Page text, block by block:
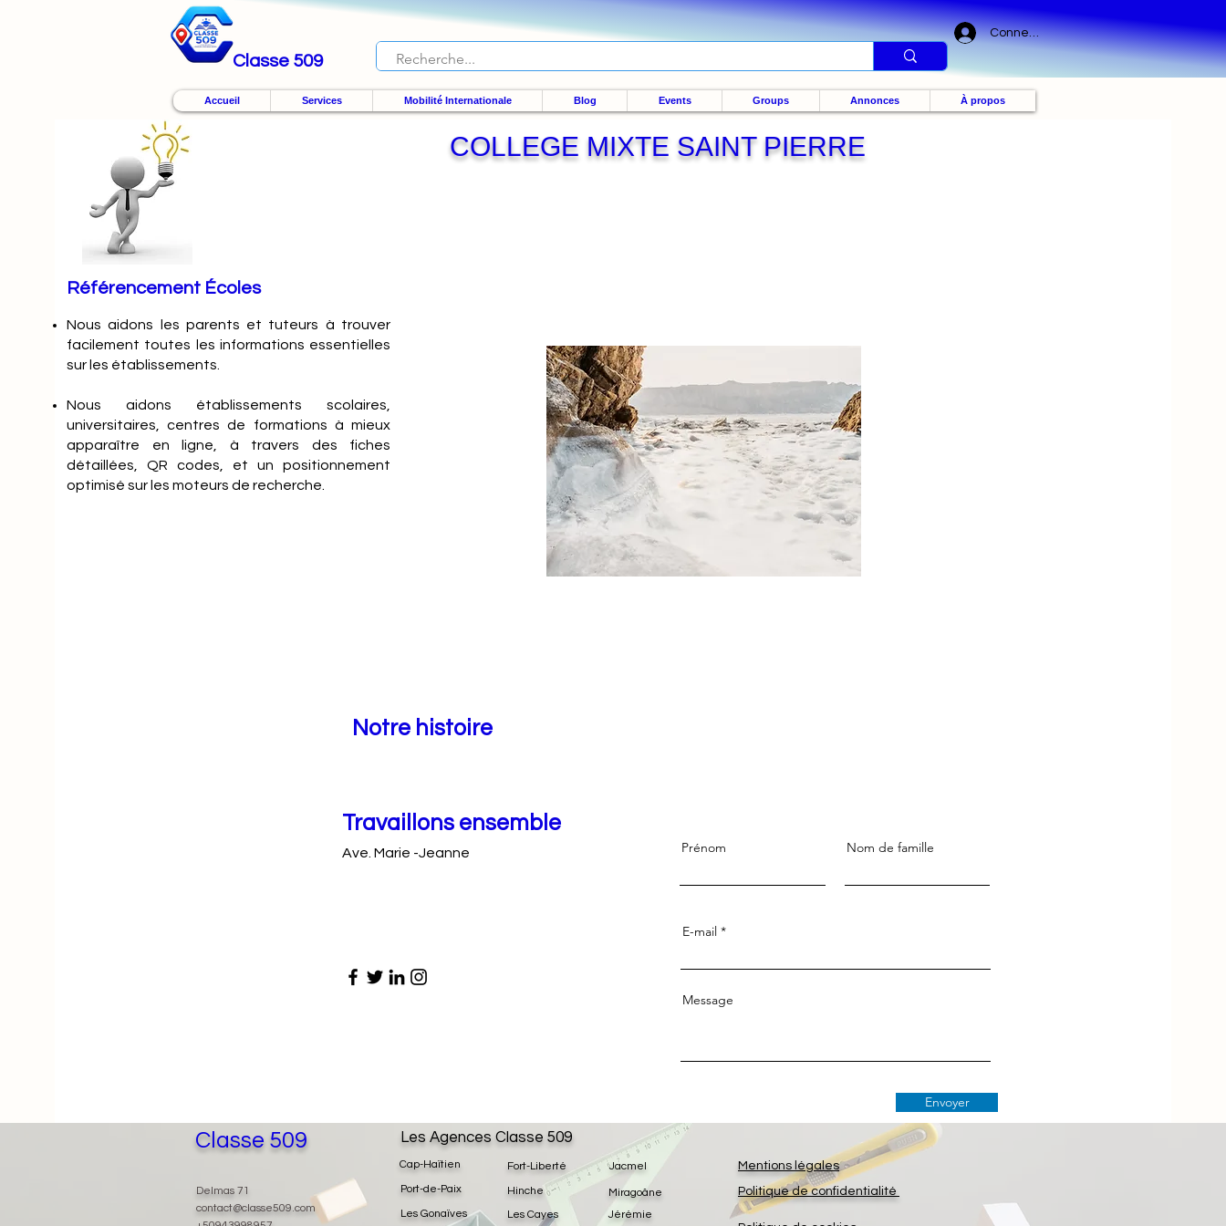
Classe 509
Connexion
Accueil Services Mobilité Internationale Blog Events Groups Annonces À propos
Référencement Écoles
Nousaidons les parents et tuteurs à trouver
facilement toutes les informations essentielles
sur les établissements.
Nous aidons établissements scolaires,
universitaires, centres de formations à mieux
apparaître en ligne, à travers des fiches
détaillées, QR codes, et un positionnement
optimisé sur les moteurs de recherche.
COLLEGE MIXTE SAINT PIERRE
Notre histoire
Travaillons ensemble
Ave. Marie -Jeanne Prénom Nom de famille
E-mail
Message
Envoyer
Classe 509
Delmas 71
contact@classe509.com
Fort-Liberté
Hinche
Les Cayes
Jacmel
Jérémie
Miragoâne
Les Agences Classe 509
Cap-Haïtien
Port-de-Paix
Les Gonaïves
Mentions légales
Politique de confidentialité